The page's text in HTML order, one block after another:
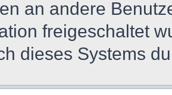
an andere
freigeschaltet
dieses Systems